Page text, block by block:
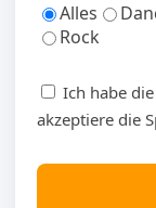
Alles
Rock
Ich habe die
akzeptiere die